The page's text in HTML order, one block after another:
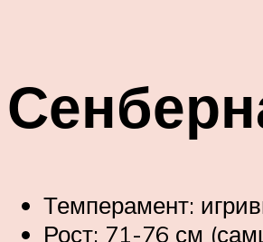
Темперамент:
Рост: 71-76 см